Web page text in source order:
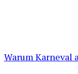
Warum Karneval